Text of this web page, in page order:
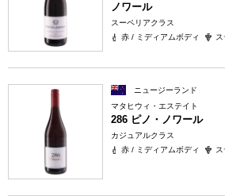
ノワール
スーペリアクラス
赤 / ミディアムボディ
ニュージーランド
マタヒウィ・エステイト
286 ピノ・ノワール
カジュアルクラス
赤 / ミディアムボディ